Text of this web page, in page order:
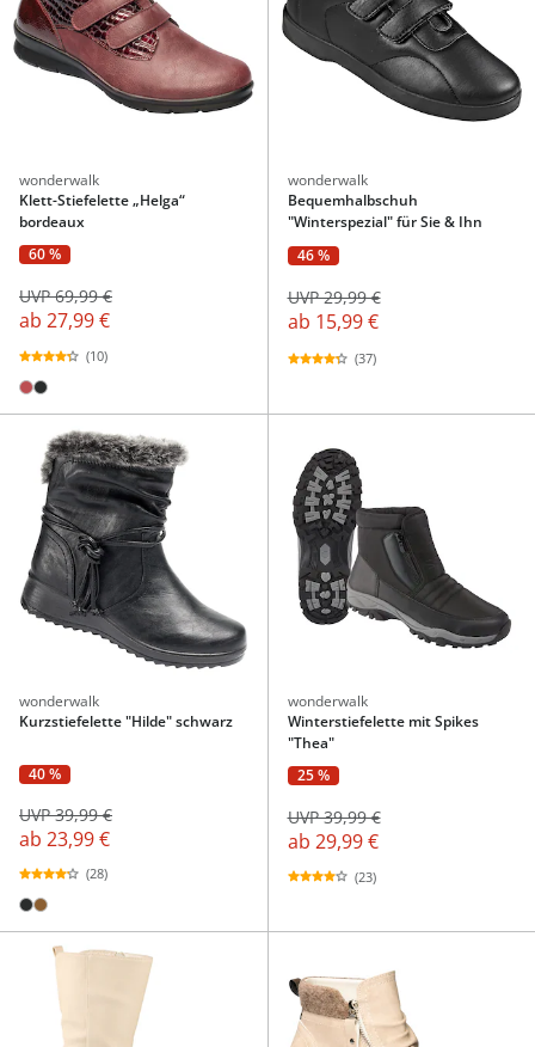
wonderwalk
Klett-Stiefelette „Helga“
bordeaux
60 %
ab 27,99 €
UVP 69,99 €
(10)
wonderwalk
Bequemhalbschuh
"Winterspezial" für Sie & Ihn
46 %
ab 15,99 €
UVP 29,99 €
(37)
wonderwalk
Kurzstiefelette "Hilde" schwarz
40 %
ab 23,99 €
UVP 39,99 €
(28)
wonderwalk
Winterstiefelette mit Spikes
"Thea"
25 %
ab 29,99 €
UVP 39,99 €
(23)